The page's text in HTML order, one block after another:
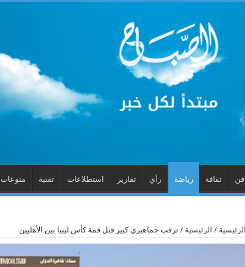
فن ثقافة رياضة رأي تقارير استطلاعات تقنية منوعات
الرئيسية / الرئيسية / ترقب جماهيري كبير قبل قمة كأس ليبيا بين الأهليين